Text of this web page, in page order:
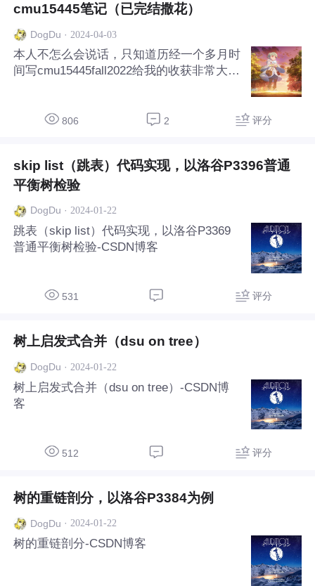
cmu15445笔记（已完结撒花）
DogDu · 2024-04-03
本人不怎么会说话，只知道历经一个多月时
间写cmu15445fall2022给我的收获非常大，
常大的收获，中间还有不经历痛苦就无法找
806 2 评分
skip list（跳表）代码实现，以洛谷P3396普通
平衡树检验
DogDu · 2024-01-22
跳表（skip list）代码实现，以洛谷P3369
普通平衡树检验-CSDN博客
531 评分
树上启发式合并（dsu on tree）
DogDu · 2024-01-22
树上启发式合并（dsu on tree）-CSDN博
客
512 评分
树的重链剖分，以洛谷P3384为例
DogDu · 2024-01-22
树的重链剖分-CSDN博客